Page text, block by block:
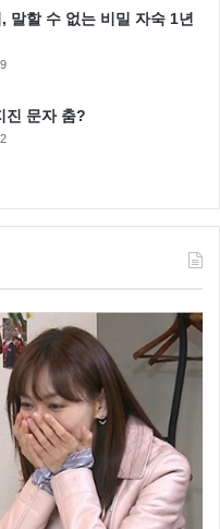
말할 수 없는 비밀 자숙 1년
진 문자 춤?